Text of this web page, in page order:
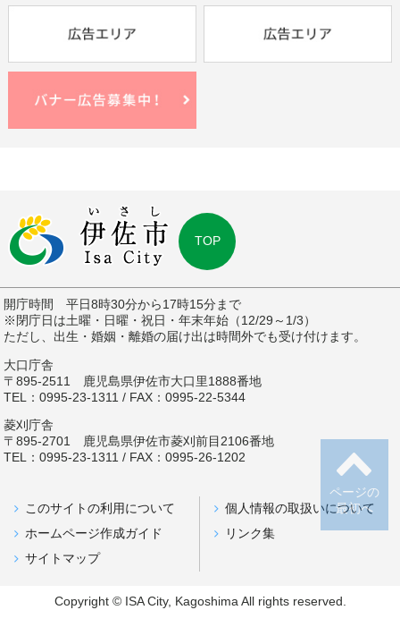
ページの
最初へ
TOP
開庁時間 平日8時30分から17時15分まで
※閉庁日は土曜・日曜・祝日・年末年始（12/29～1/3）
ただし、出生・婚姻・離婚の届け出は時間外でも受け付けます。
大口庁舎
〒895-2511 鹿児島県伊佐市大口里1888番地
TEL：0995-23-1311 / FAX：0995-22-5344
菱刈庁舎
〒895-2701 鹿児島県伊佐市菱刈前目2106番地
TEL：0995-23-1311 / FAX：0995-26-1202
このサイトの利用について
個人情報の取扱いについて
ホームページ作成ガイド
リンク集
サイトマップ
Copyright © ISA City, Kagoshima All rights reserved.